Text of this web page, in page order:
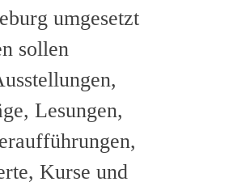
umgesetzt
sollen
Lesungen,
Kurse und